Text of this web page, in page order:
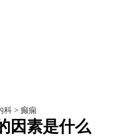
科 > 癫痫
因素是什么